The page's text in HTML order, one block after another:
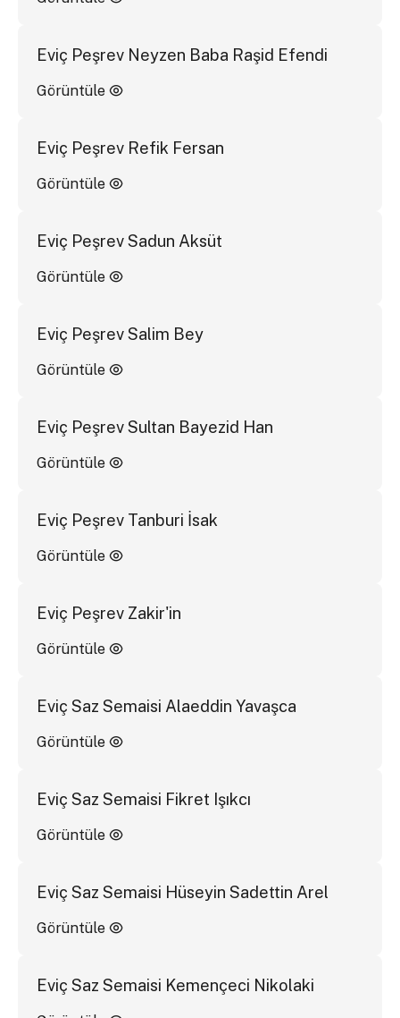
Eviç Peşrev Neyzen Baba Raşid Efendi
Görüntüle
Eviç Peşrev Refik Fersan
Görüntüle
Eviç Peşrev Sadun Aksüt
Görüntüle
Eviç Peşrev Salim Bey
Görüntüle
Eviç Peşrev Sultan Bayezid Han
Görüntüle
Eviç Peşrev Tanburi İsak
Görüntüle
Eviç Peşrev Zakir'in
Görüntüle
Eviç Saz Semaisi Alaeddin Yavaşca
Görüntüle
Eviç Saz Semaisi Fikret Işıkcı
Görüntüle
Eviç Saz Semaisi Hüseyin Sadettin Arel
Görüntüle
Eviç Saz Semaisi Kemençeci Nikolaki